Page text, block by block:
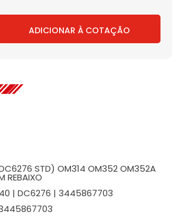
ADICIONAR À COTAÇÃO
STD) OM314 OM352 OM352A
REBAIXO
| DC6276 | 3445867703